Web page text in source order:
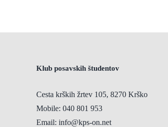
Klub posavskih študentov
Cesta krških žrtev 105, 8270 Krško
Mobile: 040 801 953
Email: info@kps-on.net